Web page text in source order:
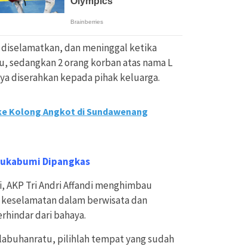
dan meninggal ketika
sedangkan 2 orang korban atas nama L
diserahkan kepada pihak keluarga.
Kolong Angkot di Sundawenang
Dipangkas
AKP Tri Andri Affandi menghimbau
dalam berwisata dan
dari bahaya.
pilihlah tempat yang sudah